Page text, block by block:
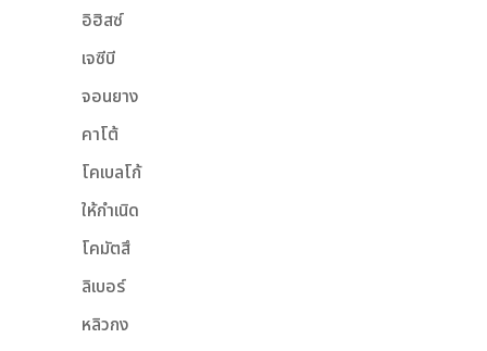
อิฮิสซ์
เจซีบี
จอนยาง
คาโต้
โคเบลโก้
ให้กำเนิด
โคมัตสึ
ลิเบอร์
หลิวกง